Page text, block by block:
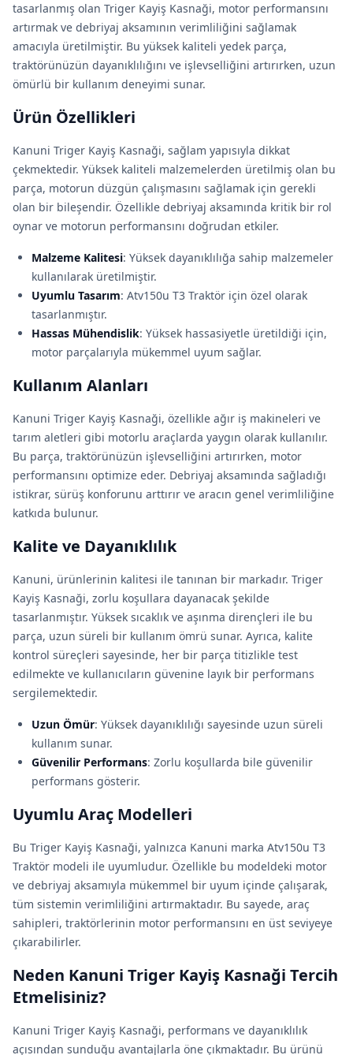
tasarlanmış olan Triger Kayiş Kasnaği, motor performansını
artırmak ve debriyaj aksamının verimliliğini sağlamak
amacıyla üretilmiştir. Bu yüksek kaliteli yedek parça,
traktörünüzün dayanıklılığını ve işlevselliğini artırırken, uzun
ömürlü bir kullanım deneyimi sunar.
Ürün Özellikleri
Kanuni Triger Kayiş Kasnaği, sağlam yapısıyla dikkat
çekmektedir. Yüksek kaliteli malzemelerden üretilmiş olan bu
parça, motorun düzgün çalışmasını sağlamak için gerekli
olan bir bileşendir. Özellikle debriyaj aksamında kritik bir rol
oynar ve motorun performansını doğrudan etkiler.
Malzeme Kalitesi: Yüksek dayanıklılığa sahip malzemeler
kullanılarak üretilmiştir.
Uyumlu Tasarım: Atv150u T3 Traktör için özel olarak
tasarlanmıştır.
Hassas Mühendislik: Yüksek hassasiyetle üretildiği için,
motor parçalarıyla mükemmel uyum sağlar.
Kullanım Alanları
Kanuni Triger Kayiş Kasnaği, özellikle ağır iş makineleri ve
tarım aletleri gibi motorlu araçlarda yaygın olarak kullanılır.
Bu parça, traktörünüzün işlevselliğini artırırken, motor
performansını optimize eder. Debriyaj aksamında sağladığı
istikrar, sürüş konforunu arttırır ve aracın genel verimliliğine
katkıda bulunur.
Kalite ve Dayanıklılık
Kanuni, ürünlerinin kalitesi ile tanınan bir markadır. Triger
Kayiş Kasnaği, zorlu koşullara dayanacak şekilde
tasarlanmıştır. Yüksek sıcaklık ve aşınma dirençleri ile bu
parça, uzun süreli bir kullanım ömrü sunar. Ayrıca, kalite
kontrol süreçleri sayesinde, her bir parça titizlikle test
edilmekte ve kullanıcıların güvenine layık bir performans
sergilemektedir.
Uzun Ömür: Yüksek dayanıklılığı sayesinde uzun süreli
kullanım sunar.
Güvenilir Performans: Zorlu koşullarda bile güvenilir
performans gösterir.
Uyumlu Araç Modelleri
Bu Triger Kayiş Kasnaği, yalnızca Kanuni marka Atv150u T3
Traktör modeli ile uyumludur. Özellikle bu modeldeki motor
ve debriyaj aksamıyla mükemmel bir uyum içinde çalışarak,
tüm sistemin verimliliğini artırmaktadır. Bu sayede, araç
sahipleri, traktörlerinin motor performansını en üst seviyeye
çıkarabilirler.
Neden Kanuni Triger Kayiş Kasnaği Tercih
Etmelisiniz?
Kanuni Triger Kayiş Kasnaği, performans ve dayanıklılık
açısından sunduğu avantajlarla öne çıkmaktadır. Bu ürünü